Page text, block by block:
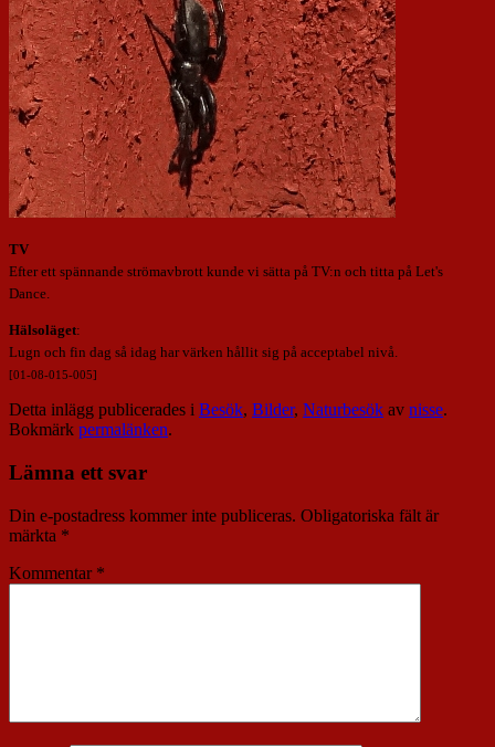
TV
Efter ett spännande strömavbrott kunde vi sätta på TV:n och titta på Let's
Dance.
Hälsoläget:
Lugn och fin dag så idag har värken hållit sig på acceptabel nivå.
[01-08-015-005]
Detta inlägg publicerades i Besök, Bilder, Naturbesök av nisse.
Bokmärk permalänken.
Lämna ett svar
Din e-postadress kommer inte publiceras. Obligatoriska fält är
märkta *
Kommentar *